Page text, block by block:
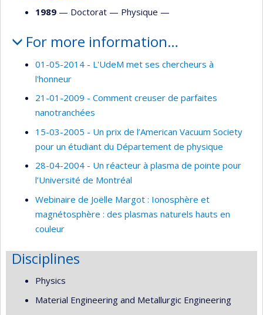
1989 — Doctorat — Physique —
For more information…
01-05-2014 - L'UdeM met ses chercheurs à
l'honneur
21-01-2009 - Comment creuser de parfaites
nanotranchées
15-03-2005 - Un prix de l’American Vacuum Society
pour un étudiant du Département de physique
28-04-2004 - Un réacteur à plasma de pointe pour
l’Université de Montréal
Webinaire de Joëlle Margot : Ionosphère et
magnétosphère : des plasmas naturels hauts en
couleur
Disciplines
Physics
Material Engineering and Metallurgic Engineering